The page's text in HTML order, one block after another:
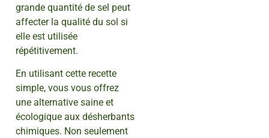
grande quantité de sel peut
affecter la qualité du sol si
elle est utilisée
répétitivement.
En utilisant cette recette
simple, vous vous offrez
une alternative saine et
écologique aux désherbants
chimiques. Non seulement